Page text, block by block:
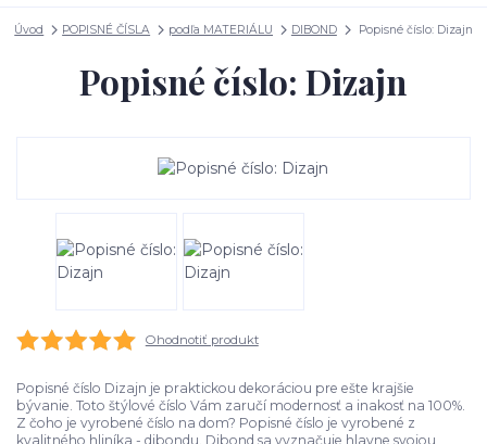
Úvod POPISNÉ ČÍSLA podľa MATERIÁLU DIBOND Popisné číslo: Dizajn
Popisné číslo: Dizajn
Ohodnotiť produkt
Popisné číslo Dizajn je praktickou dekoráciou pre ešte krajšie
bývanie. Toto štýlové číslo Vám zaručí modernosť a inakosť na 100%.
Z čoho je vyrobené číslo na dom? Popisné číslo je vyrobené z
kvalitného hliníka - dibondu. Dibond sa vyznačuje hlavne svojou